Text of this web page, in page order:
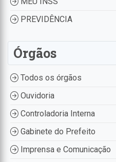
PREVIDÊNCIA
Órgãos
Todos os órgãos
Ouvidoria
Controladoria Interna
Gabinete do Prefeito
Imprensa e Comunicação